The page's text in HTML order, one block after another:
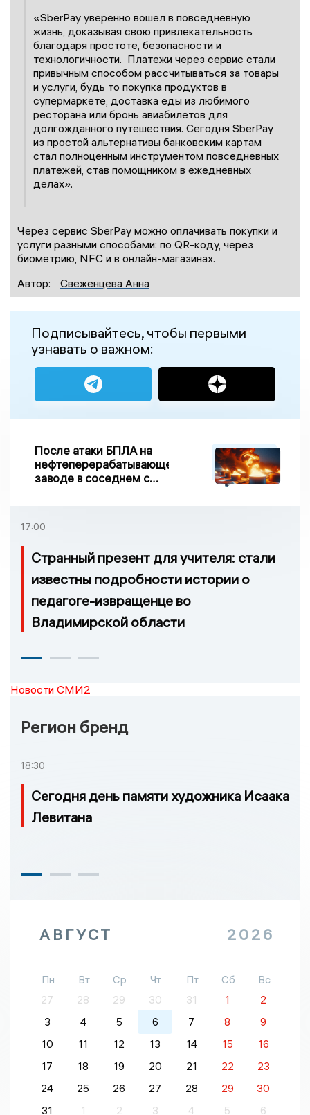
«SberPay уверенно вошел в повседневную
жизнь, доказывая свою привлекательность
благодаря простоте, безопасности и
технологичности. Платежи через сервис стали
привычным способом рассчитываться за товары
и услуги, будь то покупка продуктов в
супермаркете, доставка еды из любимого
ресторана или бронь авиабилетов для
долгожданного путешествия. Сегодня SberPay
из простой альтернативы банковским картам
стал полноценным инструментом повседневных
платежей, став помощником в ежедневных
делах».
Через сервис SberPay можно оплачивать покупки и
услуги разными способами: по QR-коду, через
биометрию, NFC и в онлайн-магазинах.
Автор:
Свеженцева Анна
Подписывайтесь, чтобы первыми
узнавать о важном:
После атаки БПЛА на
нефтеперерабатывающем
заводе в соседнем с
17:00
Странный презент для учителя: стали
известны подробности истории о
педагоге-извращенце во
Владимирской области
Новости СМИ2
Регион бренд
18:30
Сегодня день памяти художника Исаака
Левитана
АВГУСТ 2026
Пн Вт Ср Чт Пт Сб
Вс
27
28 29 30 31 1
2
3
4 5 6 7 8
9
10
11 12 13 14 15
16
17
18 19 20 21 22
23
24
25 26 27 28 29
30
31
1 2 3 4 5 6